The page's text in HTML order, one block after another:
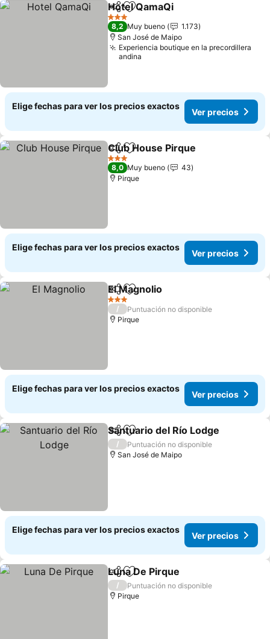
CompartirAgregar a favoritos
Hotel QamaQi
3 Estrellas
8,2 Muy bueno
1.173
San José de Maipo
Experiencia boutique en la precordillera
andina
Elige fechas para ver los precios exactos
Ver precios
CompartirAgregar a favoritos
Club House Pirque
3 Estrellas
8,0 Muy bueno
43
Pirque
Elige fechas para ver los precios exactos
Ver precios
CompartirAgregar a favoritos
El Magnolio
3 Estrellas
/
Puntuación no disponible
Pirque
Elige fechas para ver los precios exactos
Ver precios
CompartirAgregar a favoritos
Santuario del Río Lodge
/
Puntuación no disponible
San José de Maipo
Elige fechas para ver los precios exactos
Ver precios
CompartirAgregar a favoritos
Luna De Pirque
/
Puntuación no disponible
Pirque